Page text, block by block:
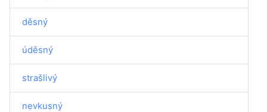
děsný
úděsný
strašlivý
nevkusný